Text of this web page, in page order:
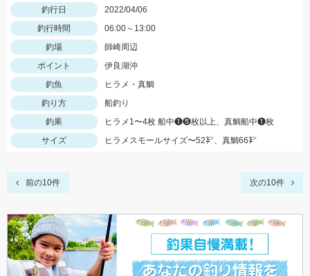
釣行日
2022/04/06
釣行時間
06:00～13:00
釣場
師崎周辺
ポイント
伊良湖沖
釣魚
ヒラメ・真鯛
釣り方
船釣り
釣果
ヒラメ1〜4枚 船中❶❺枚以上、真鯛船中❶枚
サイズ
ヒラメスモールサイズ〜52㌢、真鯛66㌢
前の10件 次の10件